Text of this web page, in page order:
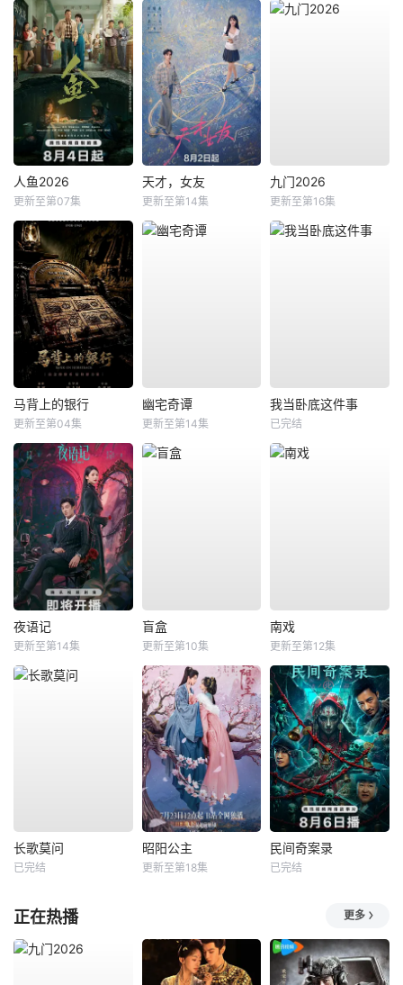
人鱼2026
更新至第07集
天才，女友
更新至第14集
九门2026
更新至第16集
马背上的银行
更新至第04集
幽宅奇谭
更新至第14集
我当卧底这件事
已完结
夜语记
更新至第14集
盲盒
更新至第10集
南戏
更新至第12集
长歌莫问
已完结
昭阳公主
更新至第18集
民间奇案录
已完结
正在热播 更多